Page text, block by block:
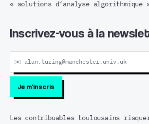
« solutions d’analyse algorithmique
Inscrivez-vous à la
Les contribuables toulousains